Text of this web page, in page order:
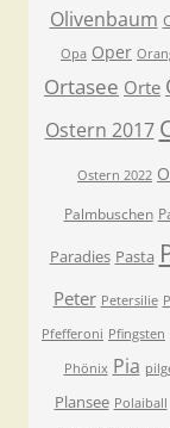
Olivenbaum
Opa Oper
Ortasee Orte
Ostern 2017
Ostern 2022
Palmbuschen
Paradies Pasta
Peter Petersilie
Pfefferoni Pfingsten
Phönix Pia
Plansee Polaiball